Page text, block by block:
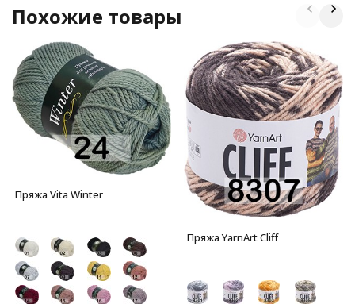
Похожие товары
Пряжа Vita Winter
Пряжа YarnArt Cliff